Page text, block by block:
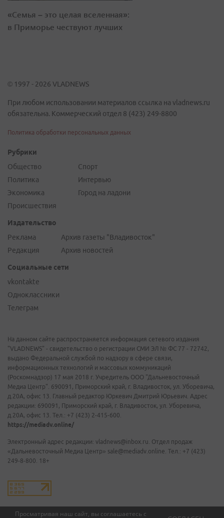
Просматривая наш сайт, вы соглашаетесь с
«Семья – это целая вселенная»:
в Приморье чествуют лучших
© 1997 - 2026 VLADNEWS
При любом использовании материалов ссылка на vladnews.ru
обязательна. Коммерческий отдел 8 (423) 249-8800
Политика обработки персональных данных
Рубрики
Общество
Политика
Экономика
Происшествия
Спорт
Интервью
Город на ладони
Издательство
Реклама
Редакция
Архив газеты "Владивосток"
Архив новостей
Социальные сети
vkontakte
Одноклассники
Телеграм
На данном сайте распространяется информация сетевого издания
"VLADNEWS" - свидетельство о регистрации СМИ ЭЛ № ФС 77 - 72742,
выдано Федеральной службой по надзору в сфере связи,
информационных технологий и массовых коммуникаций
(Роскомнадзор) 17 мая 2018 г. Учредитель ООО "Дальневосточный
Медиа Центр". 690091, Приморский край, г. Владивосток, ул. Уборевича,
д.20А, офис 13. Главный редактор Юркевич Дмитрий Юрьевич. Адрес
редакции: 690091, Приморский край, г. Владивосток, ул. Уборевича,
д.20А, офис 13. Тел.: +7 (423) 2-415-600.
https://mediadv.online/
Электронный адрес редакции: vladnews@inbox.ru. Отдел продаж
«Дальневосточный Медиа Центр» sale@mediadv.online. Тел.: +7 (423)
249-8-800. 18+